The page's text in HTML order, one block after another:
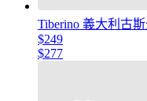
Tiberino 義大利古
$249
$277